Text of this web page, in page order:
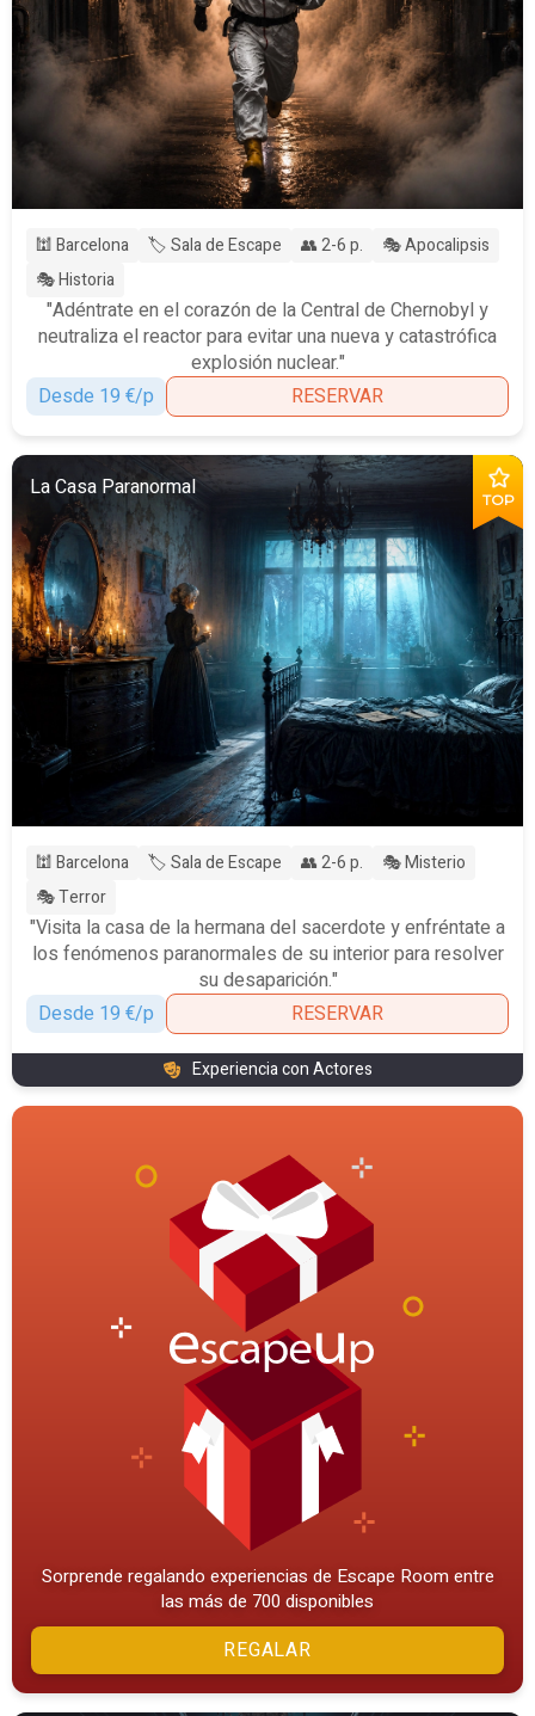
🕍 Barcelona 🏷️ Sala de Escape 👥 2-6 p.
🎭 Apocalipsis
🎭 Historia
"Adéntrate en el corazón de la Central de Chernobyl y
neutraliza el reactor para evitar una nueva y catastrófica
explosión nuclear."
Desde 19 €/p
RESERVAR
TOP
La Casa Paranormal
🕍 Barcelona 🏷️ Sala de Escape 👥 2-6 p.
🎭 Misterio
🎭 Terror
"Visita la casa de la hermana del sacerdote y enfréntate a
los fenómenos paranormales de su interior para resolver
su desaparición."
Desde 19 €/p
RESERVAR
Experiencia con Actores
Sorprende regalando experiencias de Escape Room entre
las más de 700 disponibles
REGALAR